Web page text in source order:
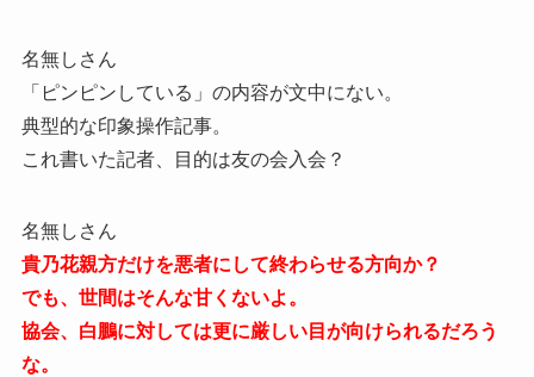
名無しさん
「ピンピンしている」の内容が文中にない。
典型的な印象操作記事。
これ書いた記者、目的は友の会入会？
名無しさん
貴乃花親方だけを悪者にして終わらせる方向か？
でも、世間はそんな甘くないよ。
協会、白鵬に対しては更に厳しい目が向けられるだろう
な。